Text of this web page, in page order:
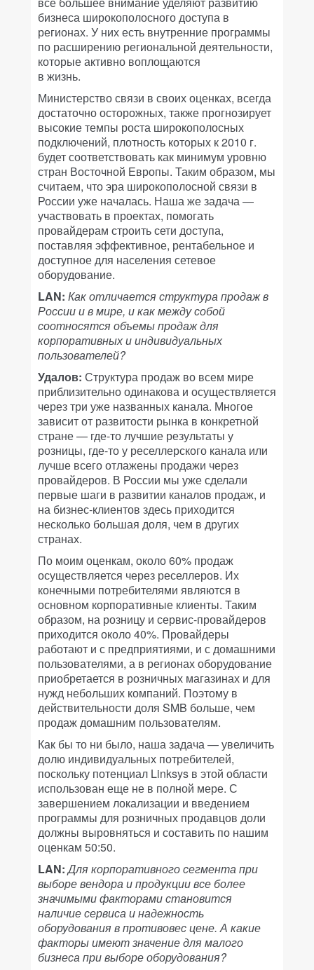
бизнеса широкополосного доступа в
регионах. У них есть внутренние программы
по расширению региональной деятельности,
которые активно воплощаются
в жизнь.
Министерство связи в своих оценках, всегда
достаточно осторожных, также прогнозирует
высокие темпы роста широкополосных
подключений, плотность которых к 2010 г.
будет соответствовать как минимум уровню
стран Восточной Европы. Таким образом, мы
считаем, что эра широкополосной связи в
России уже началась. Наша же задача —
участвовать в проектах, помогать
провайдерам строить сети доступа,
поставляя эффективное, рентабельное и
доступное для населения сетевое
оборудование.
LAN: Как отличается структура продаж в
России и в мире, и как между собой
соотносятся объемы продаж для
корпоративных и индивидуальных
пользователей?
Удалов: Структура продаж во всем мире
приблизительно одинакова и осуществляется
через три уже названных канала. Многое
зависит от развитости рынка в конкретной
стране — где-то лучшие результаты у
розницы, где-то у реселлерского канала или
лучше всего отлажены продажи через
провайдеров. В России мы уже сделали
первые шаги в развитии каналов продаж, и
на бизнес-клиентов здесь приходится
несколько большая доля, чем в других
странах.
По моим оценкам, около 60% продаж
осуществляется через реселлеров. Их
конечными потребителями являются в
основном корпоративные клиенты. Таким
образом, на розницу и сервис-провайдеров
приходится около 40%. Провайдеры
работают и с предприятиями, и с домашними
пользователями, а в регионах оборудование
приобретается в розничных магазинах и для
нужд небольших компаний. Поэтому в
действительности доля SMB больше, чем
продаж домашним пользователям.
Как бы то ни было, наша задача — увеличить
долю индивидуальных потребителей,
поскольку потенциал Linksys в этой области
использован еще не в полной мере. С
завершением локализации и введением
программы для розничных продавцов доли
должны выровняться и составить по нашим
оценкам 50:50.
LAN: Для корпоративного сегмента при
выборе вендора и продукции все более
значимыми факторами становится
наличие сервиса и надежность
оборудования в противовес цене. А какие
факторы имеют значение для малого
бизнеса при выборе оборудования?